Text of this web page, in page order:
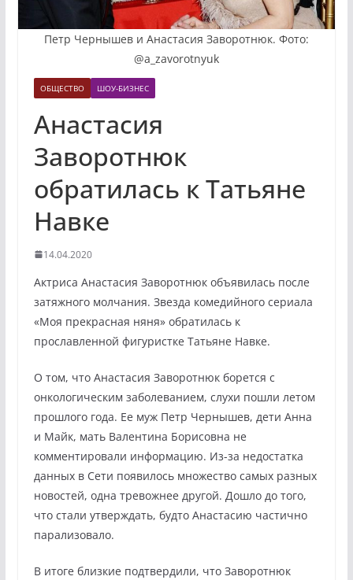
Петр Чернышев и Анастасия Заворотнюк. Фото:
@a_zavorotnyuk
ОБЩЕСТВО ШОУ-БИЗНЕС
Анастасия
Заворотнюк
обратилась к Татьяне
Навке
14.04.2020
Актриса Анастасия Заворотнюк объявилась после
затяжного молчания. Звезда комедийного сериала
«Моя прекрасная няня» обратилась к
прославленной фигуристке Татьяне Навке.
О том, что Анастасия Заворотнюк борется с
онкологическим заболеванием, слухи пошли летом
прошлого года. Ее муж Петр Чернышев, дети Анна
и Майк, мать Валентина Борисовна не
комментировали информацию. Из-за недостатка
данных в Сети появилось множество самых разных
новостей, одна тревожнее другой. Дошло до того,
что стали утверждать, будто Анастасию частично
парализовало.
В итоге близкие подтвердили, что Заворотнюк